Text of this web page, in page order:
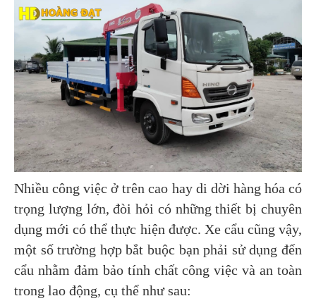
Nhiều công việc ở trên cao hay di dời hàng hóa có
trọng lượng lớn, đòi hỏi có những thiết bị chuyên
dụng mới có thể thực hiện được. Xe cẩu cũng vậy,
một số trường hợp bắt buộc bạn phải sử dụng đến
cẩu nhằm đảm bảo tính chất công việc và an toàn
trong lao động, cụ thể như sau: